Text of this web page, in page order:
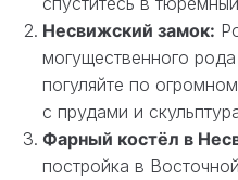
Несвижский замок:
могущественного
погуляйте по
с прудами и
Фарный костёл в
постройка в